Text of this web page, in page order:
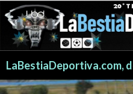
AL